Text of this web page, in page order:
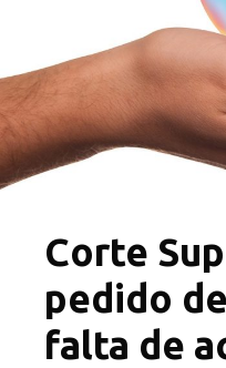
Corte
pedido
falta de